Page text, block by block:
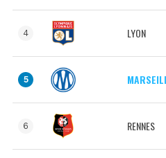
4 LYON
5
6 RENNES